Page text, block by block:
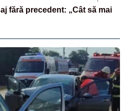
fără precedent: „Cât să mai